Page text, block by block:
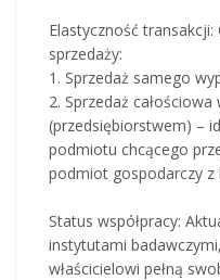
Elastyczność
sprzedaży:
1. Sprzedaż samego
2. Sprzedaż
(przedsiębiorstwem) –
podmiotu chcącego
podmiot gospodarczy z
Status współpracy:
instytutami
właścicielowi pełną